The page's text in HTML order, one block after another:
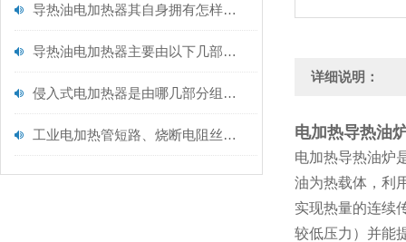
导热油电加热器其自身拥有怎样的特点呢？
导热油电加热器主要由以下几部分构成
侵入式电加热器是由哪几部分组成的呢？
工业电加热管短路、烧断电阻丝以及漏电问题解析
详细说明：
电加热导热油
电加热导热油炉
油为热载体，利
实现热量的连续
较低压力）并能